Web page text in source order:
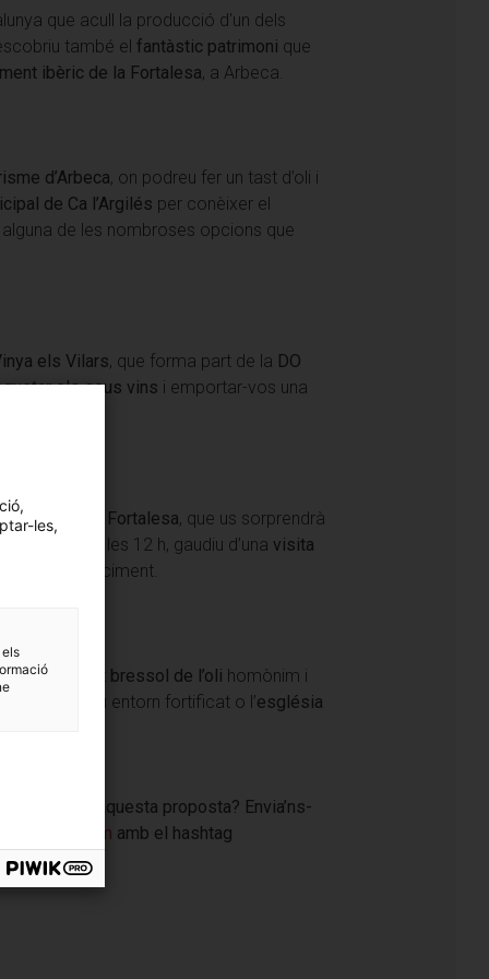
que acull la producció d'un dels
també el fantàstic patrimoni que
ibèric de la Fortalesa, a Arbeca.
d’Arbeca, on podreu fer un tast d’oli i
de Ca l’Argilés per conèixer el
alguna de les nombroses opcions que
els Vilars, que forma part de la DO
els seus vins i emportar-vos una
ibèric de la Fortalesa, que us sorprendrà
ubicació. A les 12 h, gaudiu d’una visita
sobre el jaciment.
aquest bressol de l’oli homònim i
castell i el seu entorn fortificat o l’església
per aquesta proposta? Envia’ns-
a Instagram amb el hashtag
les,